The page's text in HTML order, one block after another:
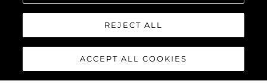
REJECT ALL
ACCEPT ALL COOKIES